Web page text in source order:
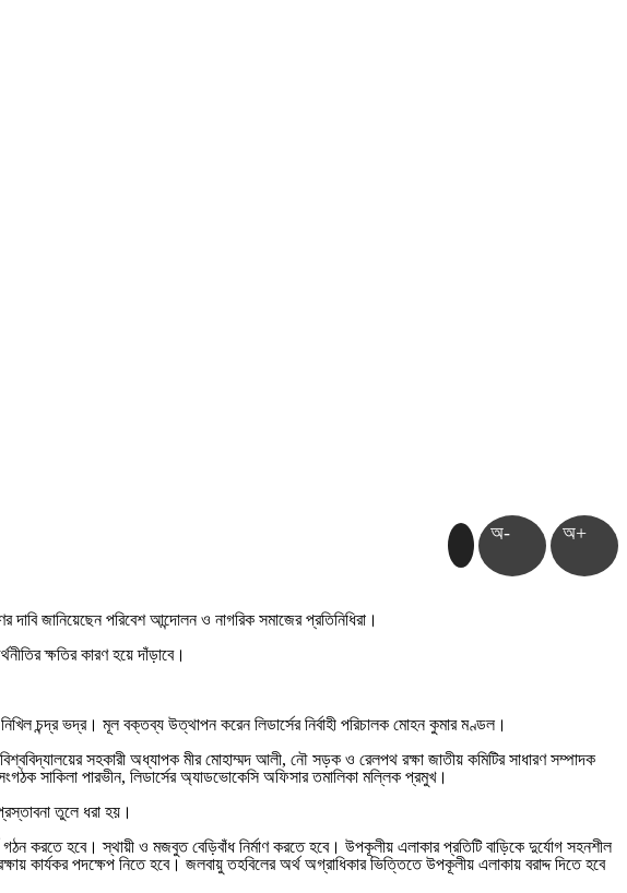
অ- অ+
জানিয়েছেন পরিবেশ আন্দোলন ও নাগরিক সমাজের প্রতিনিধিরা।
ক্ষতির কারণ হয়ে দাঁড়াবে।
চন্দ্র ভদ্র। মূল বক্তব্য উত্থাপন করেন লিডার্সের নির্বাহী পরিচালক মোহন কুমার মণ্ডল।
সহকারী অধ্যাপক মীর মোহাম্মদ আলী, নৌ সড়ক ও রেলপথ রক্ষা জাতীয় কমিটির সাধারণ সম্পাদক
সাকিলা পারভীন, লিডার্সের অ্যাডভোকেসি অফিসার তমালিকা মল্লিক প্রমুখ।
তুলে ধরা হয়।
হবে। স্থায়ী ও মজবুত বেড়িবাঁধ নির্মাণ করতে হবে। উপকূলীয় এলাকার প্রতিটি বাড়িকে দুর্যোগ সহনশীল
কার্যকর পদক্ষেপ নিতে হবে। জলবায়ু তহবিলের অর্থ অগ্রাধিকার ভিত্তিতে উপকূলীয় এলাকায় বরাদ্দ দিতে হবে